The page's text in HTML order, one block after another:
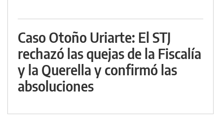
Caso Otoño Uriarte: El STJ
rechazó las quejas de la Fiscalía
y la Querella y confirmó las
absoluciones